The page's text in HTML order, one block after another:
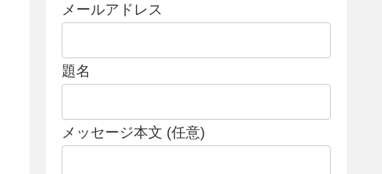
メールアドレス
題名
メッセージ本文 (任意)